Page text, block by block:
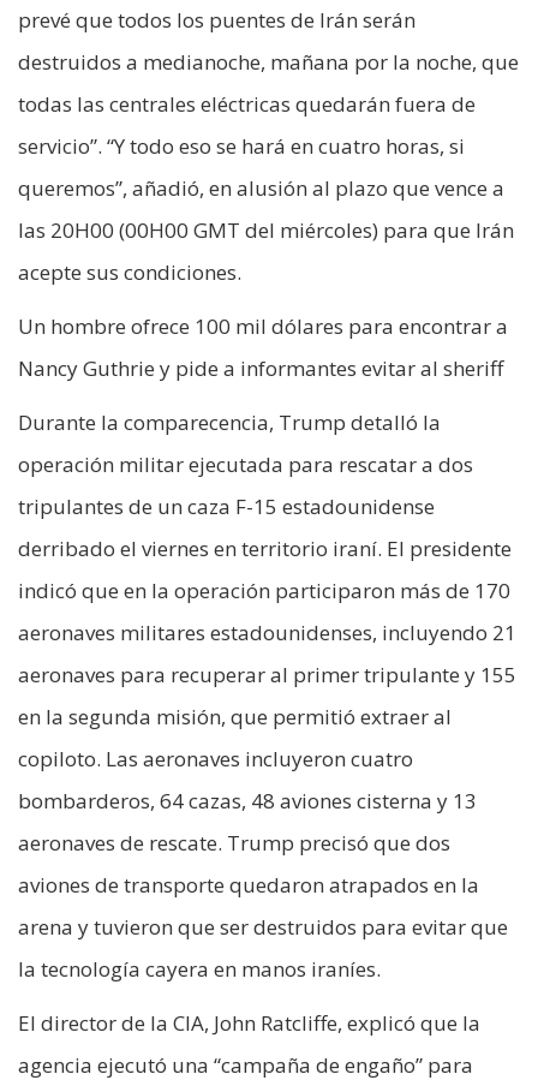
prevé que todos los puentes de Irán serán
destruidos a medianoche, mañana por la noche, que
todas las centrales eléctricas quedarán fuera de
servicio”. “Y todo eso se hará en cuatro horas, si
queremos”, añadió, en alusión al plazo que vence a
las 20H00 (00H00 GMT del miércoles) para que Irán
acepte sus condiciones.
Un hombre ofrece 100 mil dólares para encontrar a
Nancy Guthrie y pide a informantes evitar al sheriff
Durante la comparecencia, Trump detalló la
operación militar ejecutada para rescatar a dos
tripulantes de un caza F-15 estadounidense
derribado el viernes en territorio iraní. El presidente
indicó que en la operación participaron más de 170
aeronaves militares estadounidenses, incluyendo 21
aeronaves para recuperar al primer tripulante y 155
en la segunda misión, que permitió extraer al
copiloto. Las aeronaves incluyeron cuatro
bombarderos, 64 cazas, 48 aviones cisterna y 13
aeronaves de rescate. Trump precisó que dos
aviones de transporte quedaron atrapados en la
arena y tuvieron que ser destruidos para evitar que
la tecnología cayera en manos iraníes.
El director de la CIA, John Ratcliffe, explicó que la
agencia ejecutó una “campaña de engaño” para